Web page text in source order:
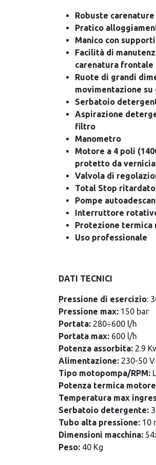
Robuste
Pratico
Manico con
Facilità di
carenatura frontale
Ruote di grandi
movimentazione
Serbatoio
Aspirazione
filtro
Manometro
Motore a 4 poli
protetto da
Valvola di
Total Stop ritardato
Pompe
Interruttore
Protezione termica
Uso professionale
DATI TECNICI
Pressione di esercizio:
Pressione max: 150 bar
Portata: 280÷600 l/h
Portata max: 600 l/h
Potenza assorbita: 2.9
Alimentazione: 230-50
Tipo motopompa/RPM:
Potenza termica
Temperatura max
Serbatoio detergente:
Tubo alta pressione: 10
Dimensioni macchina:
Peso: 40 Kg